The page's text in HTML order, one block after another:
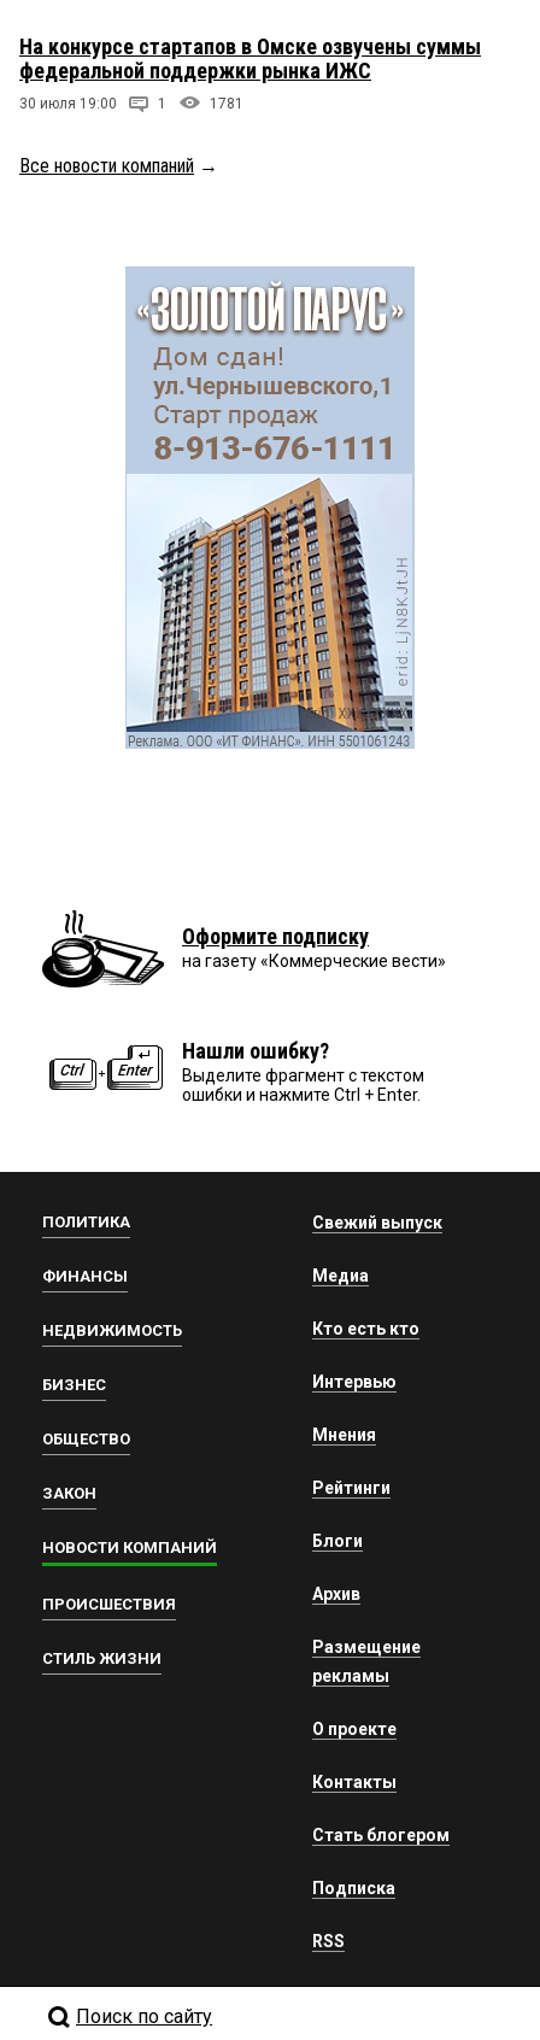
На конкурсе стартапов в Омске озвучены суммы
федеральной поддержки рынка ИЖС
30 июля 19:00 1 1781
Все новости компаний →
Оформите подписку
на газету «Коммерческие вести»
Нашли ошибку?
Выделите фрагмент с текстом
ошибки и нажмите Ctrl + Enter.
ПОЛИТИКА
ФИНАНСЫ
НЕДВИЖИМОСТЬ
БИЗНЕС
ОБЩЕСТВО
ЗАКОН
НОВОСТИ КОМПАНИЙ
ПРОИСШЕСТВИЯ
СТИЛЬ ЖИЗНИ
Свежий выпуск
Медиа
Кто есть кто
Интервью
Мнения
Рейтинги
Блоги
Архив
Размещение
рекламы
О проекте
Контакты
Стать блогером
Подписка
RSS
Поиск по сайту